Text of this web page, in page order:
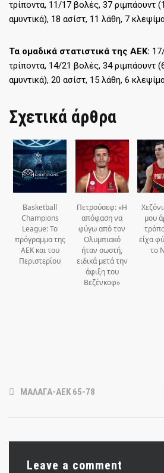
τρίποντα, 11/17 βολές, 37 ριμπάουντ
αμυντικά), 18 ασίστ, 11 λάθη, 7
Τα ομαδικά στατιστικά της ΑΕΚ:
τρίποντα, 14/21 βολές, 34 ριμπάουντ
αμυντικά), 20 ασίστ, 15 λάθη, 6
Σχετικά άρθρα
Basketball
Champions
League: Το
πρόγραμμα της
ΑΕΚ και του
Περιστερίου
Πετρούσεφ: «Η
απόφαση να
φύγω από τον
Ολυμπιακό
ήταν σωστή,
ειδικά μετά την
άφιξη του
Βεζένκοφ»
μου
είχα
το
ΜΑΛΑΓΑ-ΑΕΚ 65-78
Leave a comment